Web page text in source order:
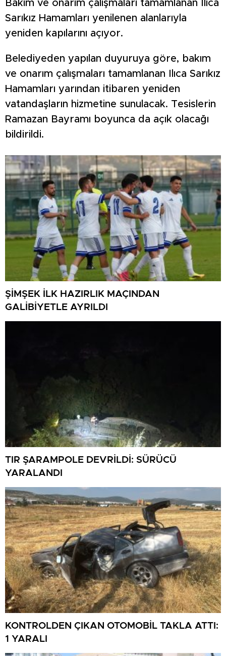
Bakım ve onarım çalışmaları tamamlanan Ilıca
Sarıkız Hamamları yenilenen alanlarıyla
yeniden kapılarını açıyor.
Belediyeden yapılan duyuruya göre, bakım
ve onarım çalışmaları tamamlanan Ilıca Sarıkız
Hamamları yarından itibaren yeniden
vatandaşların hizmetine sunulacak. Tesislerin
Ramazan Bayramı boyunca da açık olacağı
bildirildi.
ŞİMŞEK İLK HAZIRLIK MAÇINDAN
GALİBİYETLE AYRILDI
TIR ŞARAMPOLE DEVRİLDİ: SÜRÜCÜ
YARALANDI
KONTROLDEN ÇIKAN OTOMOBİL TAKLA ATTI:
1 YARALI